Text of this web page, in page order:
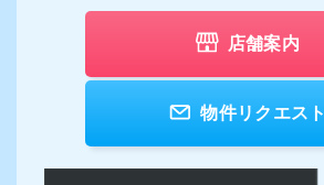
店舗案内
物件リクエスト